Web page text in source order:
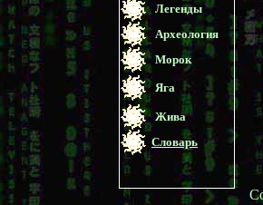
Легенды
Археология
Морок
Яга
Жива
Словарь